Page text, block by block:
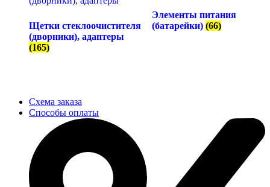
Щетки стеклоочистителя
(дворники), адаптеры
(165)
Элементы питания
(батарейки) (66)
Схема заказа
Способы оплаты